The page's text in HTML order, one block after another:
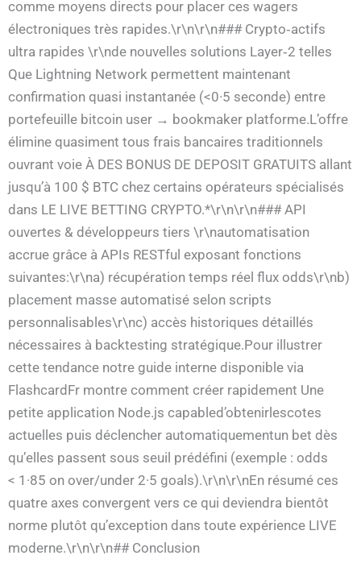
comme moyens directs pour placer ces wagers
électroniques très rapides.\r\n\r\n### Crypto‑actifs
ultra rapides \r\nde nouvelles solutions Layer‑2 telles
Que Lightning Network permettent maintenant
confirmation quasi instantanée (<0·5 seconde) entre
portefeuille bitcoin user → bookmaker platforme.L’offre
élimine quasiment tous frais bancaires traditionnels
ouvrant voie À DES BONUS DE DEPOSIT GRATUITS allant
jusqu’à 100 $ BTC chez certains opérateurs spécialisés
dans LE LIVE BETTING CRYPTO.*\r\n\r\n### API
ouvertes & développeurs tiers \r\nautomatisation
accrue grâce à APIs RESTful exposant fonctions
suivantes:\r\na) récupération temps réel flux odds\r\nb)
placement masse automatisé selon scripts
personnalisables\r\nc) accès historiques détaillés
nécessaires à backtesting stratégique.Pour illustrer
cette tendance notre guide interne disponible via
FlashcardFr montre comment créer rapidement Une
petite application Node.js capabled’obtenirlescotes
actuelles puis déclencher automatiquementun bet dès
qu’elles passent sous seuil prédéfini (exemple : odds
< 1·85 on over/under 2·5 goals).\r\n\r\nEn résumé ces
quatre axes convergent vers ce qui deviendra bientôt
norme plutôt qu’exception dans toute expérience LIVE
moderne.\r\n\r\n## Conclusion